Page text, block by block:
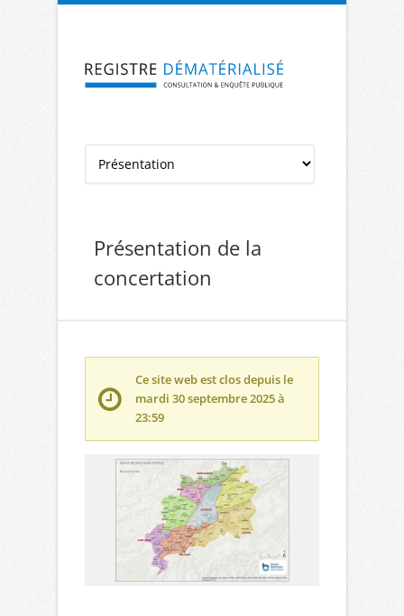
Aller à la navigation Aller au contenu
Présentation de la
concertation
Ce site web est clos depuis le
mardi 30 septembre 2025 à
23:59